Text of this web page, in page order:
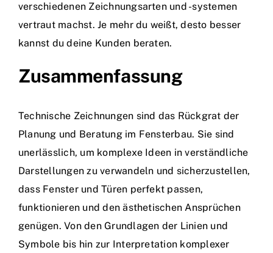
verschiedenen Zeichnungsarten und -systemen
vertraut machst. Je mehr du weißt, desto besser
kannst du deine Kunden beraten.
Zusammenfassung
Technische Zeichnungen sind das Rückgrat der
Planung und Beratung im Fensterbau. Sie sind
unerlässlich, um komplexe Ideen in verständliche
Darstellungen zu verwandeln und sicherzustellen,
dass Fenster und Türen perfekt passen,
funktionieren und den ästhetischen Ansprüchen
genügen. Von den Grundlagen der Linien und
Symbole bis hin zur Interpretation komplexer